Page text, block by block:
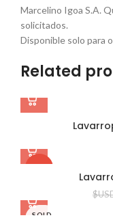
Marcelino Igoa S.A.
solicitados.
Disponible solo para
Related
SOLD